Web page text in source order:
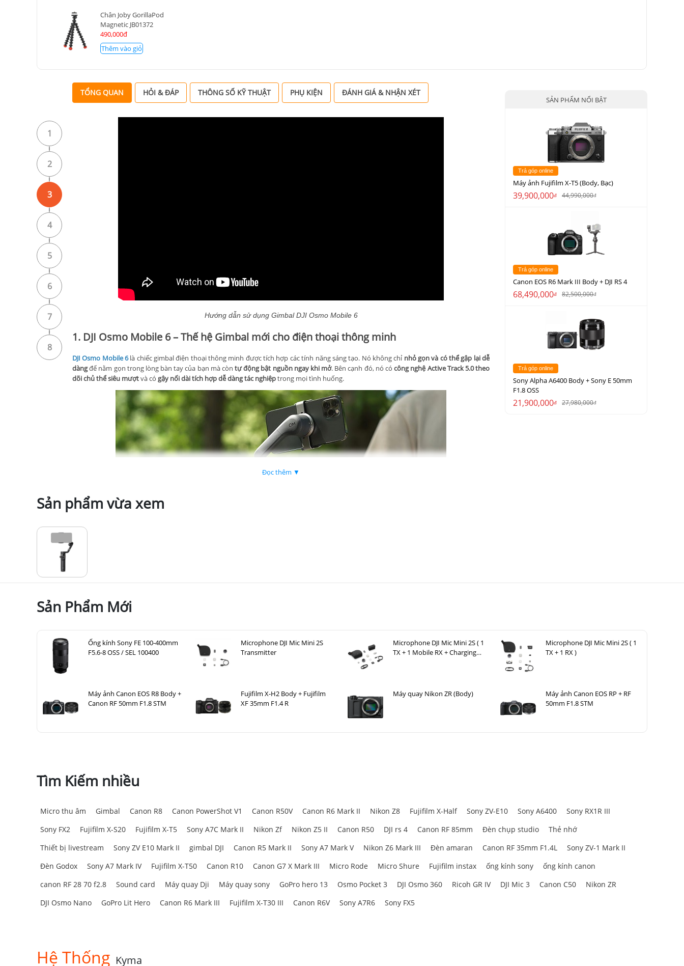
Chân Joby GorillaPod
Magnetic JB01372
490,000đ
Thêm vào giỏ
1
2
3
4
5
6
7
8
TỔNG QUAN HỎI & ĐÁP THÔNG SỐ KỸ THUẬT PHỤ KIỆN ĐÁNH GIÁ & NHẬN XÉT
Hướng dẫn sử dụng Gimbal DJI Osmo Mobile 6
1. DJI Osmo Mobile 6 – Thế hệ Gimbal mới cho điện thoại thông minh
DJI Osmo Mobile 6là chiếc gimbal điện thoại thông minh được tích hợp các tính năng sáng tạo. Nó không chỉ nhỏ gọn và có thể gập lại dễ
dàngđể nằm gọn trong lòng bàn tay của bạn mà còntự động bật nguồn ngay khi mở. Bên cạnh đó, nó cócông nghệ Active Track 5.0theo
dõi chủ thể siêu mượtvà có gậy nối dài tích hợp dễ dàng tác nghiệptrong mọi tình huống.
Thanh nối dài tích hợp giúp chụp được nhiều góc độc đáo hơn
Hệ thống ổn định 3 trục chụp những bức ảnh mượt mà, chuyển động
Chỉ báo trạng thái hệ thống và mức pin
Chuyển đổi nhanh từ chế độ ngang sang chế độ dọc
DJI Mimo mở khóa ActiveTrack 5.0 và các chức năng thông minh khác
DJI Osmo Mobile 6 là một thiết bị chống rung điện thoại thông minh nhỏ gọn và di động, sở hữu những tính năng sáng tạo vượt trội.
rung này luôn sẵn sàng để quay phim bất cứ lúc nào.
Đọc thêm ▼
SẢN PHẨM NỔI BẬT
Trả góp online
Máy ảnh Fujifilm X-T5 (Body, Bạc)
39,900,000đ 44,990,000đ
Trả góp online
Canon EOS R6 Mark III Body + DJI RS 4
68,490,000đ 82,500,000đ
Trả góp online
Sony Alpha A6400 Body + Sony E 50mm
F1.8 OSS
21,900,000đ 27,980,000đ
Sản phẩm vừa xem
Sản Phẩm Mới
Ống kính Sony FE 100-400mm
F5.6-8 OSS / SEL 100400
Microphone DJI Mic Mini 2S
Transmitter
Microphone DJI Mic Mini 2S ( 1
TX + 1 Mobile RX + Charging
Microphone DJI Mic Mini 2S ( 1
TX + 1 RX )
Máy ảnh Canon EOS R8 Body +
Canon RF 50mm F1.8 STM
Fujifilm X-H2 Body + Fujifilm
XF 35mm F1.4 R
Máy quay Nikon ZR (Body)
Máy ảnh Canon EOS RP + RF
50mm F1.8 STM
Tìm Kiếm nhiều
Micro thu âm Gimbal Canon R8 Canon PowerShot V1 Canon R50V Canon R6 Mark II Nikon Z8 Fujifilm X-Half Sony ZV-E10 Sony A6400
Sony RX1R III
Sony FX2
Fujifilm X-S20 Fujifilm X-T5 Sony A7C Mark II Nikon Zf Nikon Z5 II Canon R50 DJI rs 4 Canon RF 85mm Đèn chụp studio
Thẻ nhớ
Thiết bị livestream
Sony ZV E10 Mark II gimbal DJI Canon R5 Mark II Sony A7 Mark V Nikon Z6 Mark III Đèn amaran Canon RF 35mm F1.4L
Sony ZV-1 Mark II
Đèn Godox
Sony A7 Mark IV Fujifilm X-T50 Canon R10 Canon G7 X Mark III Micro Rode Micro Shure Fujifilm instax ống kính sony
ống kính canon
canon RF 28 70 f2.8
Sound card Máy quay Dji Máy quay sony GoPro hero 13 Osmo Pocket 3 DJI Osmo 360 Ricoh GR IV DJI Mic 3 Canon C50
Nikon ZR
DJI Osmo Nano
GoPro Lit Hero Canon R6 Mark III Fujifilm X-T30 III Canon R6V Sony A7R6 Sony FX5
Hệ Thống Kyma